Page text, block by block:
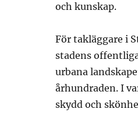
och kunskap.
För takläggare i
stadens
urbana
århundraden. I
skydd och